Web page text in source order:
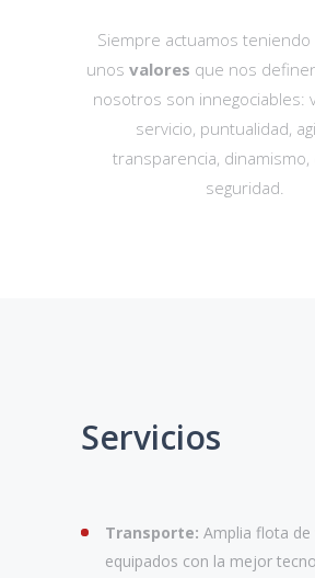
Siempre actuamos
unos valores que nos
nosotros son innegociables:
servicio, puntualidad,
transparencia, dinamismo,
seguridad.
Servicios
Transporte: Amplia flota de
equipados con la mejor